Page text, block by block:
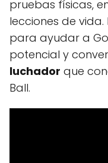
pruebas físicas,
lecciones de vida.
para ayudar a
potencial y
luchador que
Ball.